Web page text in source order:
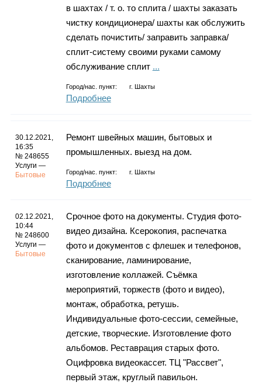
в шахтах / т. о. то сплита / шахты заказать
чистку кондиционера/ шахты как обслужить
сделать почистить/ заправить заправка/
сплит-систему своими руками самому
обслуживание сплит ...
Город/нас. пункт: г. Шахты
Подробнее
30.12.2021,
16:35
№ 248655
Услуги —
Бытовые
Ремонт швейных машин, бытовых и
промышленных. выезд на дом.
Город/нас. пункт: г. Шахты
Подробнее
02.12.2021,
10:44
№ 248600
Услуги —
Бытовые
Срочное фото на документы. Студия фото-
видео дизайна. Ксерокопия, распечатка
фото и документов с флешек и телефонов,
сканирование, ламинирование,
изготовление коллажей. Съёмка
мероприятий, торжеств (фото и видео),
монтаж, обработка, ретушь.
Индивидуальные фото-сессии, семейные,
детские, творческие. Изготовление фото
альбомов. Реставрация старых фото.
Оцифровка видеокассет. ТЦ "Рассвет",
первый этаж, круглый павильон.